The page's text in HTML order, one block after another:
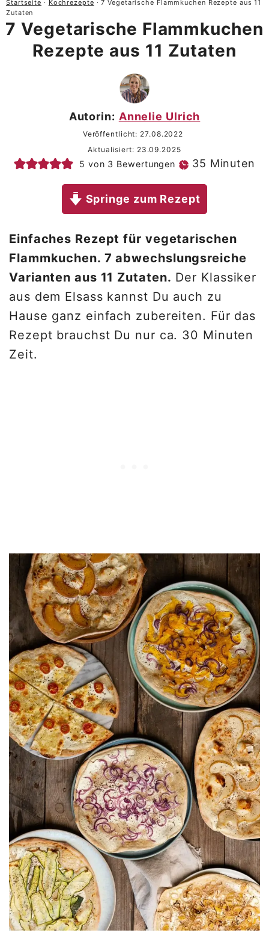
Startseite · Kochrezepte ·7 Vegetarische Flammkuchen Rezepte aus 11
Zutaten
7 Vegetarische Flammkuchen
Rezepte aus 11 Zutaten
Autorin: Annelie Ulrich
Veröffentlicht: 27.08.2022
Aktualisiert: 23.09.2025
5 von 3 Bewertungen 35 Minuten
Minuten
Springe zum Rezept
Einfaches Rezept für vegetarischen
Flammkuchen. 7 abwechslungsreiche
Varianten aus 11 Zutaten. Der Klassiker
aus dem Elsass kannst Du auch zu
Hause ganz einfach zubereiten. Für das
Rezept brauchst Du nur ca. 30 Minuten
Zeit.